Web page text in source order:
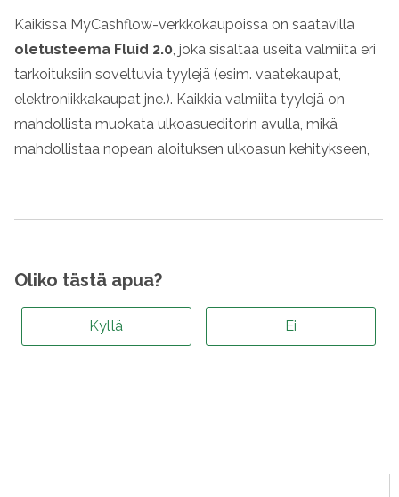
Kaikissa MyCashflow-verkkokaupoissa on saatavilla
oletusteema Fluid 2.0, joka sisältää useita valmiita eri
tarkoituksiin soveltuvia tyylejä (esim. vaatekaupat,
elektroniikkakaupat jne.). Kaikkia valmiita tyylejä on
mahdollista muokata ulkoasueditorin avulla, mikä
mahdollistaa nopean aloituksen ulkoasun kehitykseen,
Oliko tästä apua?
Kyllä Ei